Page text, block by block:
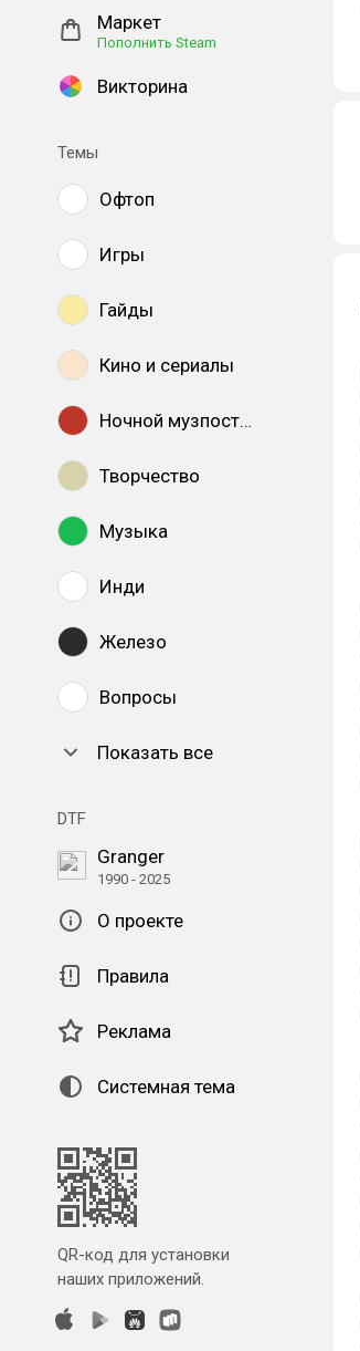
Маркет
Пополнить Steam
Викторина
Темы
Офтоп
Игры
Гайды
Кино и сериалы
Ночной музпостинг
Творчество
Музыка
Инди
Железо
Вопросы
Показать все
DTF
Granger
1990 - 2025
О проекте
Правила
Реклама
Системная тема
QR-код для установки
наших приложений.